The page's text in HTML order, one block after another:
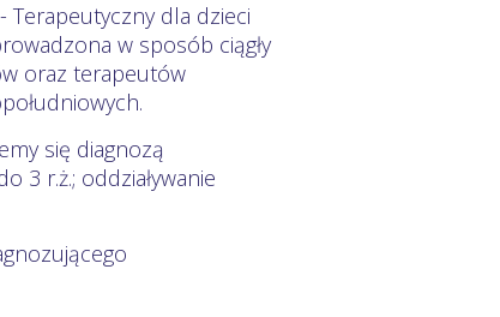
Terapeutyczny dla dzieci
w sposób ciągły
oraz terapeutów
się diagnozą
3 r.ż.; oddziaływanie